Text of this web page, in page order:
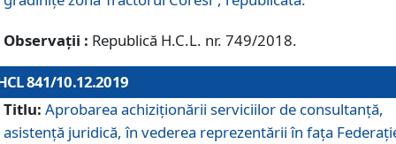
Observații : Republică H.C.L. nr. 749/2018.
841/10.12.2019
Titlu: Aprobarea achiziționării serviciilor de consultanță,
asistență juridică, în vederea reprezentării în fața